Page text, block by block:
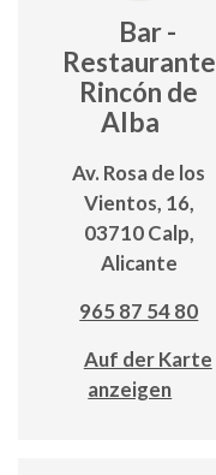
Bar -
Restaurante
Rincón de
Alba
Av. Rosa de los
Vientos, 16,
03710 Calp,
Alicante
965 87 54 80
Auf der Karte
anzeigen